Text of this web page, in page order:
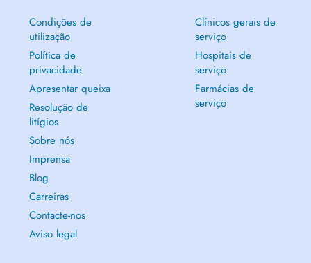
Condições de
utilização
Política de
privacidade
Apresentar queixa
Resolução de
litígios
Sobre nós
Imprensa
Blog
Carreiras
Contacte-nos
Aviso legal
Clínicos gerais de
serviço
Hospitais de
serviço
Farmácias de
serviço